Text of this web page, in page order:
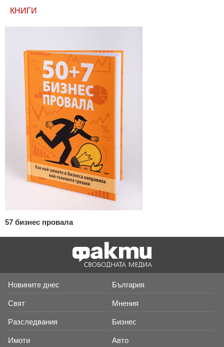
КНИГИ
57 бизнес провала
Новините днес България
Свят Мнения
Разследвания Бизнес
Имоти Авто